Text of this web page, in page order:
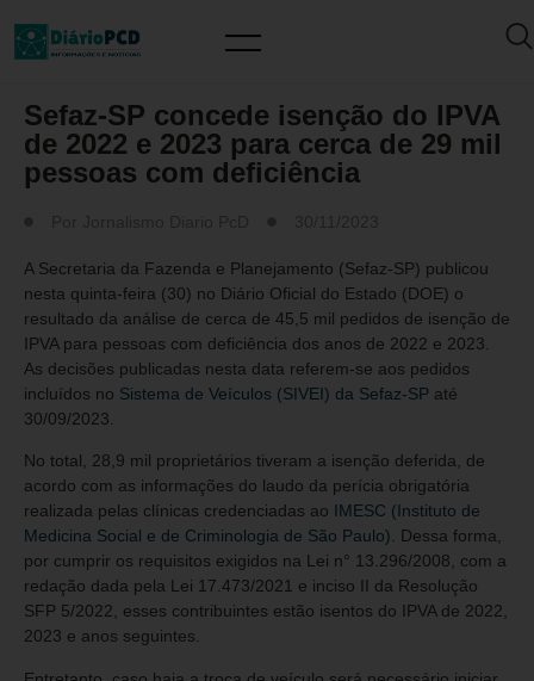
Sefaz-SP concede isenção do IPVA
de 2022 e 2023 para cerca de 29 mil
pessoas com deficiência
A Secretaria da Fazenda e Planejamento (Sefaz-SP) publicou
nesta quinta-feira (30) no Diário Oficial do Estado (DOE) o
resultado da análise de cerca de 45,5 mil pedidos de isenção de
IPVA para pessoas com deficiência dos anos de 2022 e 2023.
As decisões publicadas nesta data referem-se aos pedidos
incluídos no Sistema de Veículos (SIVEI) da Sefaz-SP até
30/09/2023.
No total, 28,9 mil proprietários tiveram a isenção deferida, de
acordo com as informações do laudo da perícia obrigatória
realizada pelas clínicas credenciadas ao IMESC (Instituto de
Medicina Social e de Criminologia de São Paulo). Dessa forma,
por cumprir os requisitos exigidos na Lei n° 13.296/2008, com a
redação dada pela Lei 17.473/2021 e inciso II da Resolução
SFP 5/2022, esses contribuintes estão isentos do IPVA de 2022,
2023 e anos seguintes.